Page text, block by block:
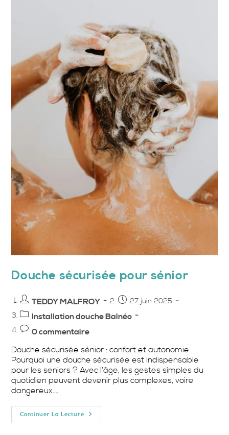
Douche sécurisée pour sénior
Auteur/autrice
de
publication :
TEDDY MALFROY
Publication
27 juin 2025
Post
category:
Installation douche Balnéo
Commentaires
la
publication :
0 commentaire
Douche sécurisée sénior : confort et autonomie
Pourquoi une douche sécurisée est indispensable
pour les seniors ? Avec l’âge, les gestes simples du
quotidien peuvent devenir plus complexes, voire
dangereux.…
Continuer La Lecture Douche
Sécurisée